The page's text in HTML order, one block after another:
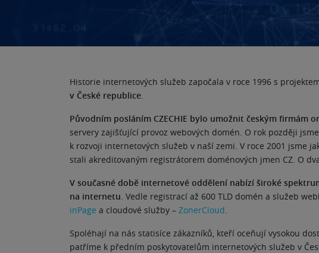
Historie internetových služeb započala v roce 1996 s projektem
v České republice.
Původním posláním CZECHIE bylo umožnit českým firmám
servery zajišťující provoz webových domén. O rok později
k rozvoji internetových služeb v naší zemi. V roce 2001 jsme
stali akreditovaným registrátorem doménových jmen CZ. O
V současné době internetové oddělení nabízí široké
na internetu. Vedle registrací až 600 TLD domén a služeb
inPage a cloudové služby – ZonerCloud.
Spoléhají na nás statisíce zákazníků, kteří oceňují vysokou
patříme k předním poskytovatelům internetových služeb v